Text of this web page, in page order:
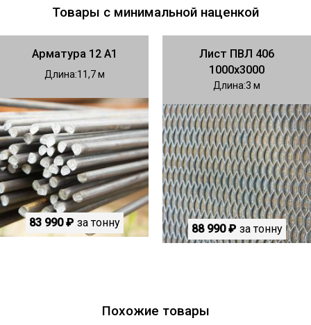
Товары с минимальной наценкой
Арматура 12 А1
Длина 11,7
83 990 ₽ за тонну
Лист ПВЛ 406
1000х3000
Длина 3
88 990 ₽ за тонну
Похожие товары